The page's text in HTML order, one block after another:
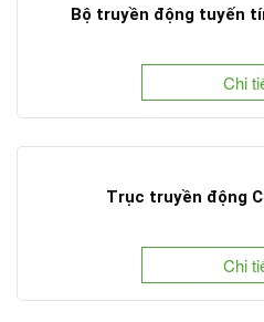
Bộ truyền động tuyến
Chi
Trục truyền động
Chi